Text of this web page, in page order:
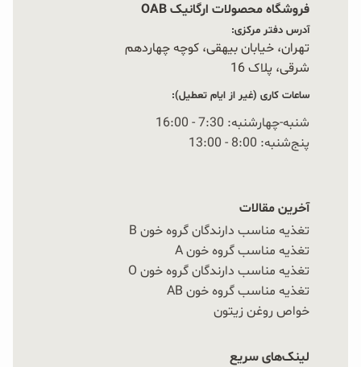
فروشگاه محصولات ارگانیک OAB
آدرس دفتر مرکزی:
تهران، خیابان بیهقی، کوچه چهاردهم
شرقی، پلاک 16‭
ساعات کاری (غیر از ایام تعطیل):
شنبه-چهارشنبه: 7:30 - 16:00
پنج‌شنبه: 8:00 - 13:00
آخرین مقالات
تغذیه مناسب دارندگان گروه خون B
تغذیه مناسب گروه خون A
تغذیه مناسب دارندگان گروه خون O
تغذیه مناسب گروه خون AB
خواص روغن زیتون
لینک‌های سریع